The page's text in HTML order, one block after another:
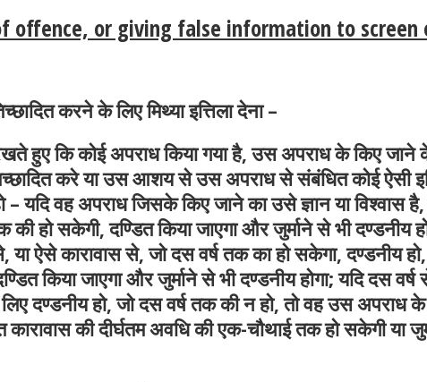
offence, or giving false information to
करने के लिए मिथ्या इत्तिला देना –
हुए कि कोई अपराध किया गया है, उस अपराध के किए जाने
करे या उस आशय से उस अपराध से संबंधित कोई ऐसी
यदि वह अपराध जिसके किए जाने का उसे ज्ञान या विश्वास
हो सकेगी, दण्डित किया जाएगा और जुर्माने से भी दण्डनीय
ऐसे कारावास से, जो दस वर्ष तक का हो सकेगा, दण्डनीय
किया जाएगा और जुर्माने से भी दण्डनीय होगा; यदि दस
दण्डनीय हो, जो दस वर्ष तक की न हो, तो वह उस अपराध के
की दीर्घतम अवधि की एक-चौथाई तक हो सकेगी या